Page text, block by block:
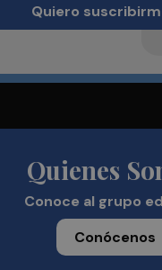
Quiero
Quienes
Conoce al grupo
Conócenos